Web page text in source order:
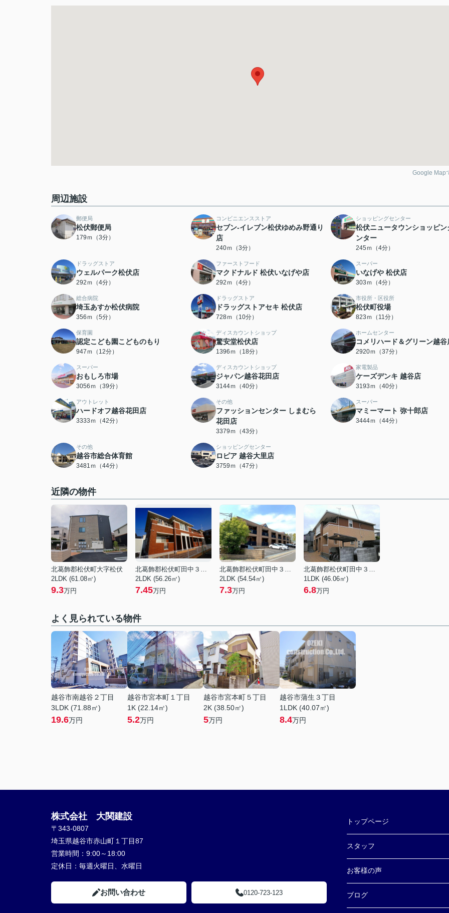
Google Map
周辺施設
郵便局
松伏郵便局
179ｍ（3分）
コンビニエンスストア
セブン-イレブン松伏ゆめみ野通り
店
240ｍ（3分）
ショッピングセンター
松伏ニュータウンショッピン
ンター
245ｍ（4分）
ドラッグストア
ウェルパーク松伏店
292ｍ（4分）
ファーストフード
マクドナルド 松伏いなげや店
292ｍ（4分）
スーパー
いなげや 松伏店
303ｍ（4分）
総合病院
埼玉あすか松伏病院
356ｍ（5分）
ドラッグストア
ドラッグストアセキ 松伏店
728ｍ（10分）
市役所・区役所
松伏町役場
823ｍ（11分）
保育園
認定こども園こどものもり
947ｍ（12分）
ディスカウントショップ
驚安堂松伏店
1396ｍ（18分）
ホームセンター
コメリハード＆グリーン越谷
2920ｍ（37分）
スーパー
おもしろ市場
3056ｍ（39分）
ディスカウントショップ
ジャパン越谷花田店
3144ｍ（40分）
家電製品
ケーズデンキ 越谷店
3193ｍ（40分）
アウトレット
ハードオフ越谷花田店
3333ｍ（42分）
その他
ファッションセンター しまむら
花田店
3379ｍ（43分）
スーパー
マミーマート 弥十郎店
3444ｍ（44分）
その他
越谷市総合体育館
3481ｍ（44分）
ショッピングセンター
ロピア 越谷大里店
3759ｍ（47分）
近隣の物件
北葛飾郡松伏町大字松伏
2LDK (61.08㎡)
9.3万円
北葛飾郡松伏町田中３丁目
2LDK (56.26㎡)
7.45万円
北葛飾郡松伏町田中３丁目
2LDK (54.54㎡)
7.3万円
北葛飾郡松伏町田中３丁目
1LDK (46.06㎡)
6.8万円
よく見られている物件
越谷市南越谷２丁目
3LDK (71.88㎡)
19.6万円
越谷市宮本町１丁目
1K (22.14㎡)
5.2万円
越谷市宮本町５丁目
2K (38.50㎡)
5万円
越谷市蒲生３丁目
1LDK (40.07㎡)
8.4万円
株式会社 大関建設
〒343-0807
埼玉県越谷市赤山町１丁目87
営業時間： 9:00～18:00
定休日： 毎週火曜日、水曜日
お問い合わせ 0120-723-123
トップページ
スタッフ
お客様の声
ブログ